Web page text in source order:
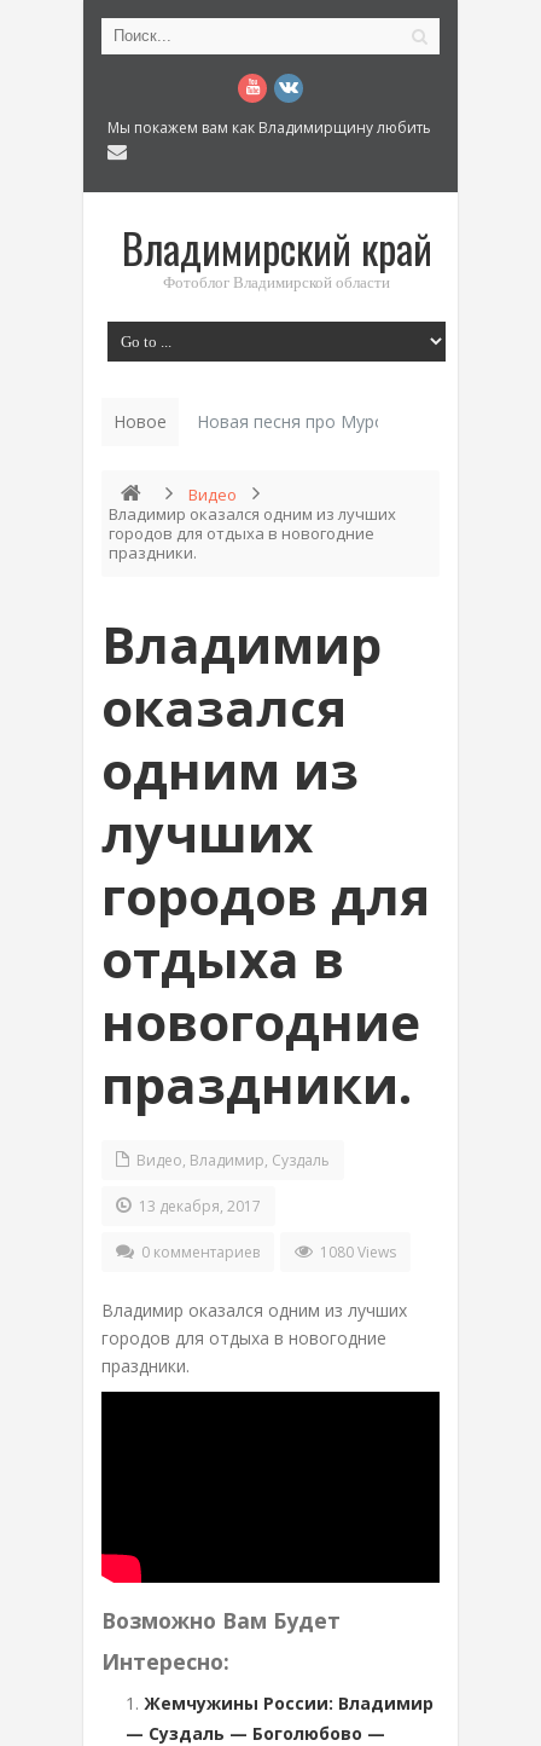
Мы покажем вам как Владимирщину любить
Владимирский край
Фотоблог Владимирской области
Новое Новая песня про Муром: «Былинный
Видео
Владимир оказался одним из лучших
городов для отдыха в новогодние
праздники.
Владимир
оказался
одним из
лучших
городов для
отдыха в
новогодние
праздники.
Видео, Владимир, Суздаль
13 декабря, 2017
0 комментариев 1080 Views
Владимир оказался одним из лучших
городов для отдыха в новогодние
праздники.
Возможно Вам Будет
Интересно:
Жемчужины России: Владимир
— Суздаль — Боголюбово —